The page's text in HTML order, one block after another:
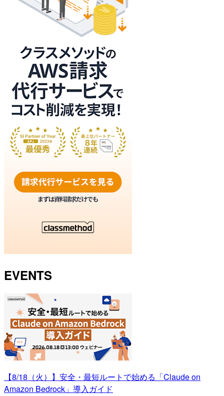
EVENTS
【8/18（火）】安全・最短ルートで始める「Claude on
Amazon Bedrock」導入ガイド